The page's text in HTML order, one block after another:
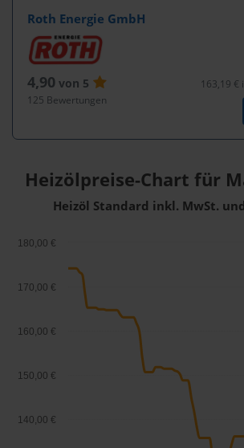
Roth Energie GmbH
4,90 von 5
125 Bewertungen
163,19 €
Heizölpreise-Chart für
Heizöl Standard inkl. MwSt.
140,00 €
150,00 €
160,00 €
170,00 €
180,00 €